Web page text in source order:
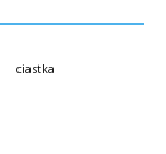
ciastka